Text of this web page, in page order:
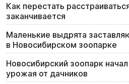
Как перестать
заканчивается
Маленькие выдрята
в Новосибирском зоопарке
Новосибирский зоопарк
урожая от дачников